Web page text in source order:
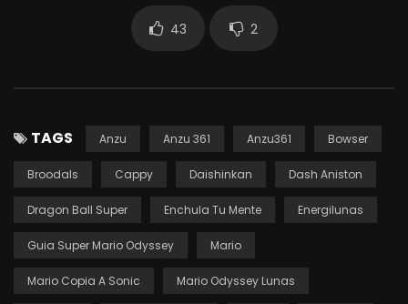
43 2
TAGS Anzu Anzu 361 Anzu361 Bowser
Broodals Cappy Daishinkan Dash Aniston
Dragon Ball Super Enchula Tu Mente Energilunas
Guia Super Mario Odyssey Mario
Mario Copia A Sonic Mario Odyssey Lunas